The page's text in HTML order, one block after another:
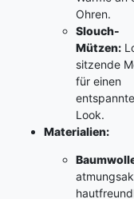
Ohren.
Slouch-
Mützen:
sitzende
für einen
Look.
Materialien: